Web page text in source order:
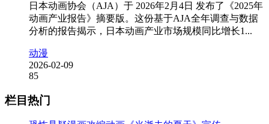
日本动画协会（AJA）于 2026年2月4日 发布了《2025年
动画产业报告》摘要版。这份基于AJA全年调查与数据
分析的报告揭示，日本动画产业市场规模同比增长1...
动漫
2026-02-09
85
栏目热门